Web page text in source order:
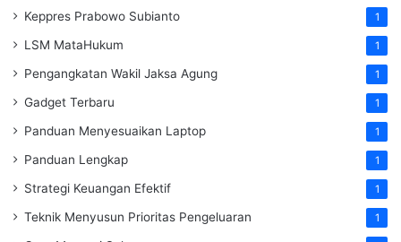
Keppres Prabowo Subianto 1
LSM MataHukum 1
Pengangkatan Wakil Jaksa Agung 1
Gadget Terbaru 1
Panduan Menyesuaikan Laptop 1
Panduan Lengkap 1
Strategi Keuangan Efektif 1
Teknik Menyusun Prioritas Pengeluaran 1